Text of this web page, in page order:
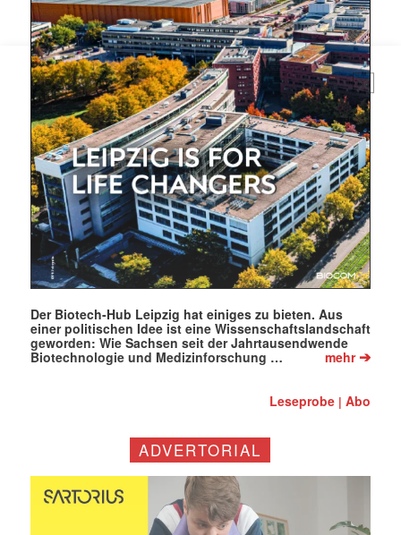
(erforderlich)
Der Biotech-Hub Leipzig hat einiges zu bieten. Aus
einer politischen Idee ist eine Wissenschaftslandschaft
geworden: Wie Sachsen seit der Jahrtausendwende
Biotechnologie und Medizinforschung …
mehr➔
Leseprobe |Abo
ADVERTORIAL